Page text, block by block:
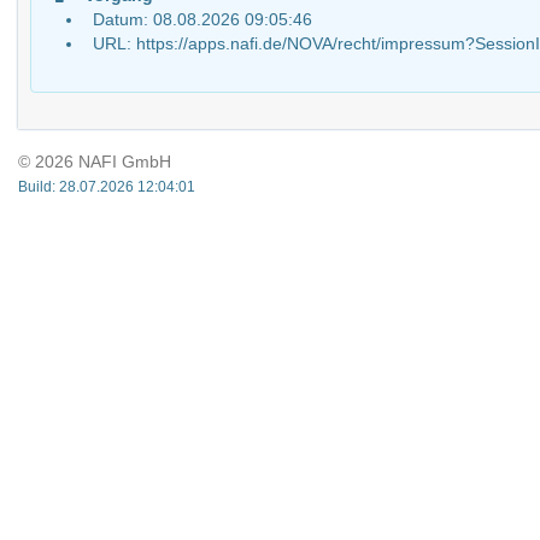
Datum: 08.08.2026 09:05:46
URL: https://apps.nafi.de/NOVA/recht/
© 2026 NAFI GmbH
Build: 28.07.2026 12:04:01